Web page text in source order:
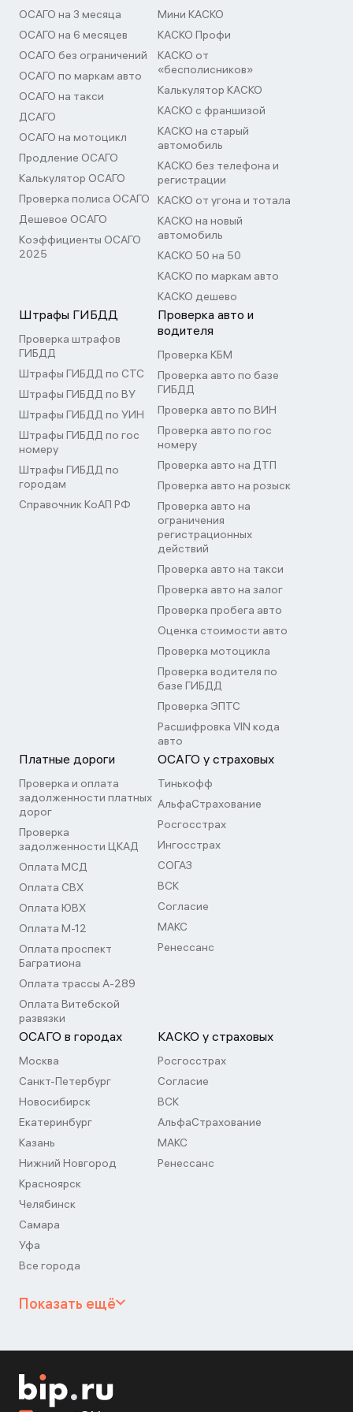
ОСАГО на 3 месяца
ОСАГО на 6 месяцев
ОСАГО без ограничений
ОСАГО по маркам авто
ОСАГО на такси
ДСАГО
ОСАГО на мотоцикл
Продление ОСАГО
Калькулятор ОСАГО
Проверка полиса ОСАГО
Дешевое ОСАГО
Коэффициенты ОСАГО
2025
Мини КАСКО
КАСКО Профи
КАСКО от
«бесполисников»
Калькулятор КАСКО
КАСКО с франшизой
КАСКО на старый
автомобиль
КАСКО без телефона и
регистрации
КАСКО от угона и тотала
КАСКО на новый
автомобиль
КАСКО 50 на 50
КАСКО по маркам авто
КАСКО дешево
Штрафы ГИБДД
Проверка штрафов
ГИБДД
Штрафы ГИБДД по СТС
Штрафы ГИБДД по ВУ
Штрафы ГИБДД по УИН
Штрафы ГИБДД по гос
номеру
Штрафы ГИБДД по
городам
Справочник КоАП РФ
Проверка авто и
водителя
Проверка КБМ
Проверка авто по базе
ГИБДД
Проверка авто по ВИН
Проверка авто по гос
номеру
Проверка авто на ДТП
Проверка авто на розыск
Проверка авто на
ограничения
регистрационных
действий
Проверка авто на такси
Проверка авто на залог
Проверка пробега авто
Оценка стоимости авто
Проверка мотоцикла
Проверка водителя по
базе ГИБДД
Проверка ЭПТС
Расшифровка VIN кода
авто
Платные дороги
Проверка и оплата
задолженности платных
дорог
Проверка
задолженности ЦКАД
Оплата МСД
Оплата СВХ
Оплата ЮВХ
Оплата М-12
Оплата проспект
Багратиона
Оплата трассы А-289
Оплата Витебской
развязки
ОСАГО у страховых
Тинькофф
АльфаСтрахование
Росгосстрах
Ингосстрах
СОГАЗ
ВСК
Согласие
МАКС
Ренессанс
ОСАГО в городах
Москва
Санкт-Петербург
Новосибирск
Екатеринбург
Казань
Нижний Новгород
Красноярск
Челябинск
Самара
Уфа
Все города
КАСКО у страховых
Росгосстрах
Согласие
ВСК
АльфаСтрахование
МАКС
Ренессанс
Показать ещё